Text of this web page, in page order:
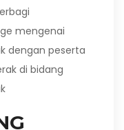
mengenai
dengan peserta
di bidang